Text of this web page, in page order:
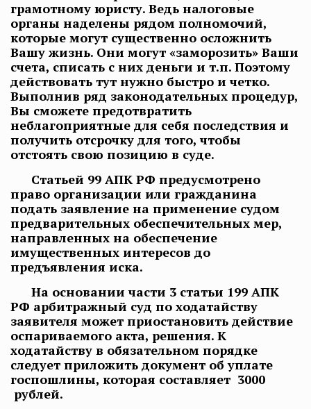
грамотному юристу. Ведь налоговые
органы наделены рядом полномочий,
которые могут существенно осложнить
Вашу жизнь. Они могут «заморозить» Ваши
счета, списать с них деньги и т.п. Поэтому
действовать тут нужно быстро и четко.
Выполнив ряд законодательных процедур,
Вы сможете предотвратить
неблагоприятные для себя последствия и
получить отсрочку для того, чтобы
отстоять свою позицию в суде.
Статьей 99 АПК РФ предусмотрено
право организации или гражданина
подать заявление на применение судом
предварительных обеспечительных мер,
направленных на обеспечение
имущественных интересов до
предъявления иска.
На основании части 3 статьи 199 АПК
РФ арбитражный суд по ходатайству
заявителя может приостановить действие
оспариваемого акта, решения. К
ходатайству в обязательном порядке
следует приложить документ об уплате
госпошлины, которая составляет 3000
рублей.